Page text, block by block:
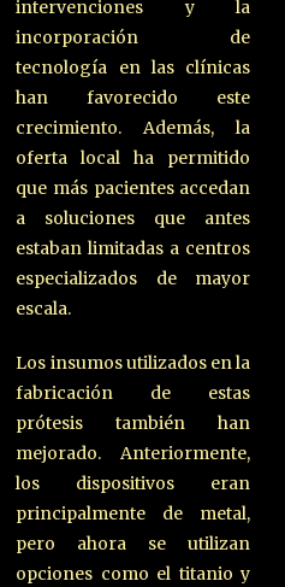
intervenciones y la
incorporación de
tecnología en las clínicas
han favorecido este
crecimiento. Además, la
oferta local ha permitido
que más pacientes accedan
a soluciones que antes
estaban limitadas a centros
especializados de mayor
escala.
Los insumos utilizados en la
fabricación de estas
prótesis también han
mejorado. Anteriormente,
los dispositivos eran
principalmente de metal,
pero ahora se utilizan
opciones como el titanio y